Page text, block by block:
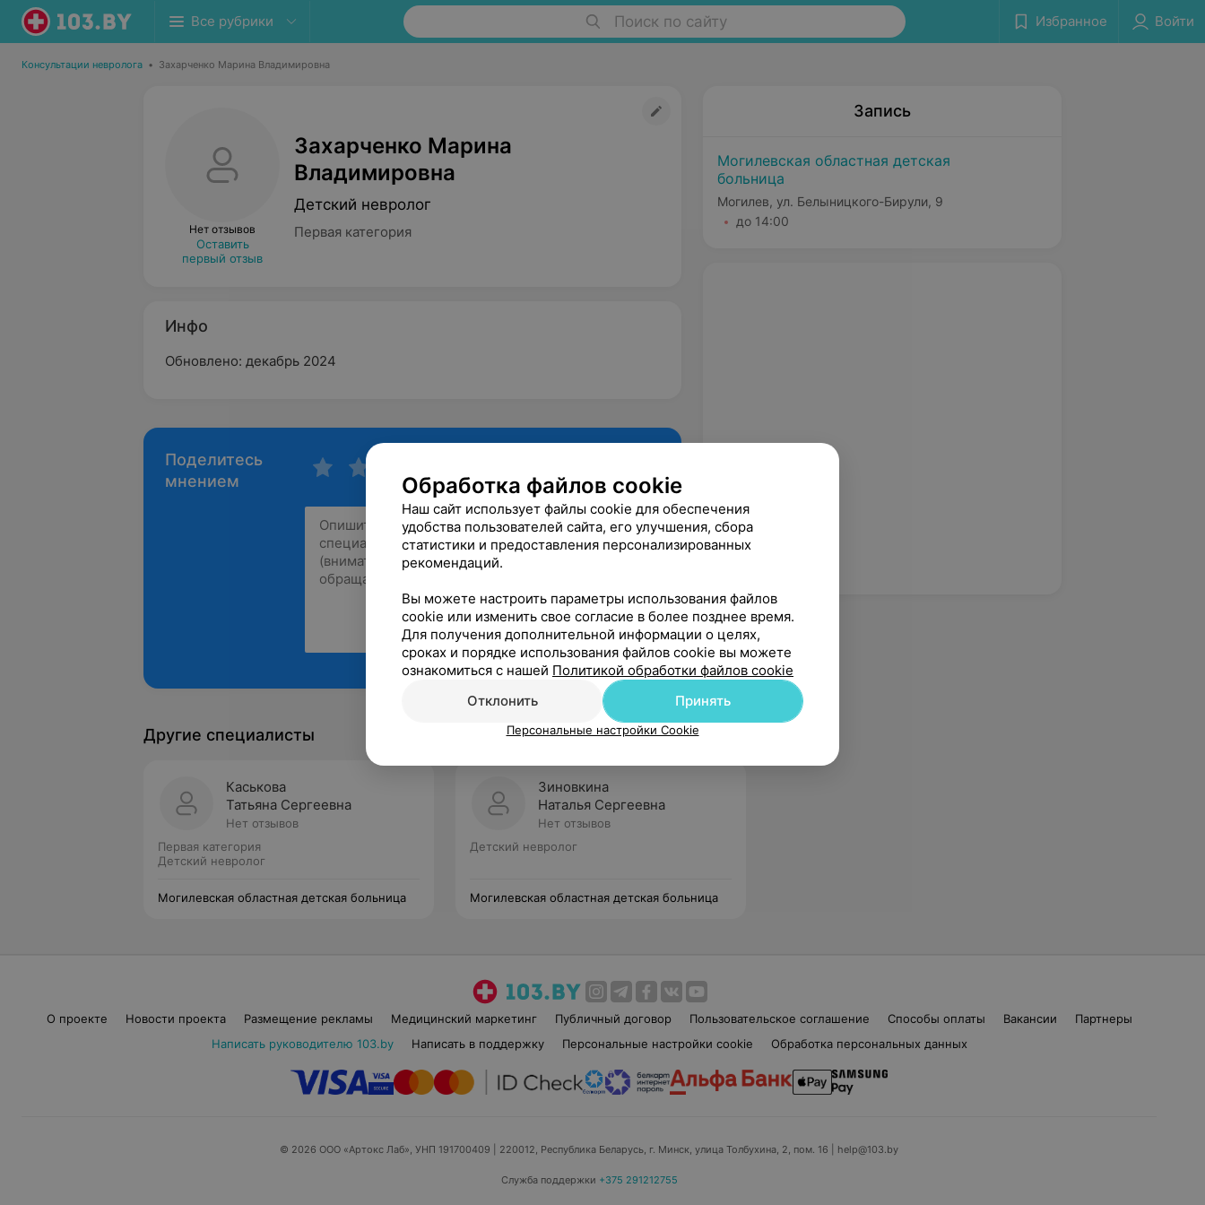
Все рубрики Поиск по сайту Избранное Войти
Консультации невролога • Захарченко Марина Владимировна
Нет отзывов
Оставить
первый отзыв
Захарченко Марина
Владимировна
Детский невролог
Первая категория
Инфо
Обновлено: декабрь 2024
Поделитесь
мнением
Рекомендую
Запись
Могилевская областная детская
больница
Могилев, ул. Белыницкого-Бирули, 9
до 14:00
Другие специалисты
Каськова
Татьяна Сергеевна
Нет отзывов
Первая категория
Детский невролог
Могилевская областная детская больница
Зиновкина
Наталья Сергеевна
Нет отзывов
Детский невролог
Могилевская областная детская больница
О проекте Новости проекта Размещение рекламы Медицинский маркетинг Публичный договор Пользовательское соглашение Способы оплаты Вакансии
Партнеры
Написать руководителю 103.by
Написать в поддержку Персональные настройки cookie Обработка персональных данных
© 2026 ООО «Артокс Лаб», УНП 191700409 | 220012, Республика Беларусь, г. Минск, улица Толбухина, 2, пом. 16 | help@103.by
Служба поддержки +375 291212755
Обработка файлов cookie
Наш сайт использует файлы cookie для обеспечения
удобства пользователей сайта, его улучшения, сбора
статистики и предоставления персонализированных
рекомендаций.
Вы можете настроить параметры использования файлов
cookie или изменить свое согласие в более позднее время.
Для получения дополнительной информации о целях,
сроках и порядке использования файлов cookie вы можете
ознакомиться с нашей Политикой обработки файлов cookie
Отклонить
Принять
Персональные настройки Cookie